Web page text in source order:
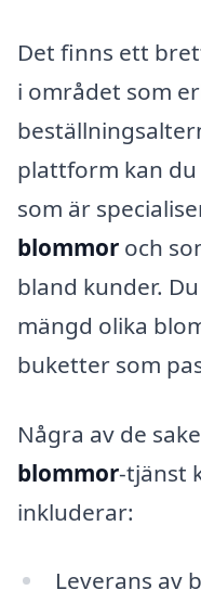
Det finns ett
i området som
plattform kan
som är
blommor och
bland kunder.
mängd olika
buketter som
Några av de
blommor-tjänst
inkluderar:
Leverans av